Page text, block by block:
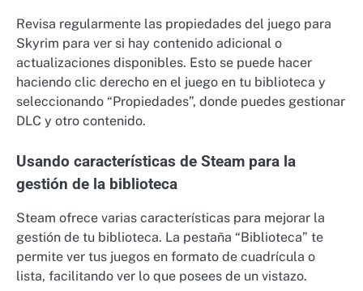
Revisa regularmente las propiedades del juego para
Skyrim para ver si hay contenido adicional o
actualizaciones disponibles. Esto se puede hacer
haciendo clic derecho en el juego en tu biblioteca y
seleccionando “Propiedades”, donde puedes gestionar
DLC y otro contenido.
Usando características de Steam para la
gestión de la biblioteca
Steam ofrece varias características para mejorar la
gestión de tu biblioteca. La pestaña “Biblioteca” te
permite ver tus juegos en formato de cuadrícula o
lista, facilitando ver lo que posees de un vistazo.